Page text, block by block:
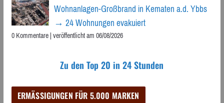
Wohnanlagen-Großbrand in Kematen a.d. Ybbs
→ 24 Wohnungen evakuiert
0 Kommentare|veröffentlicht am 06/08/2026
Zu den Top 20 in 24 Stunden
ERMÄSSIGUNGEN FÜR 5.000 MARKEN